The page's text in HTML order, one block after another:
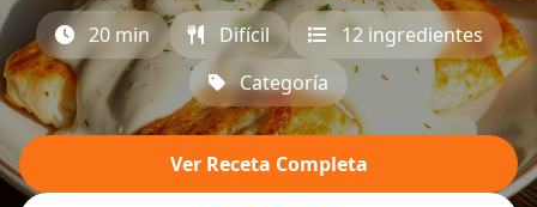
20 min Difícil
12 ingredientes
Categoría
Ver Receta Completa